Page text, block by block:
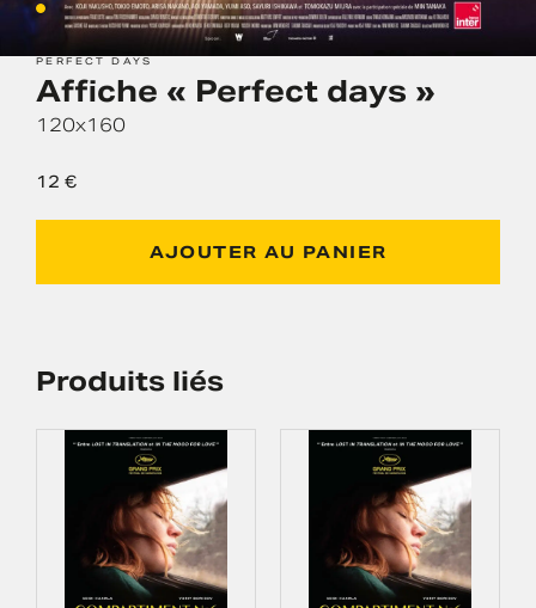
PERFECT DAYS
Affiche « Perfect days »
120x160
12 €
AJOUTER AU PANIER
Produits liés